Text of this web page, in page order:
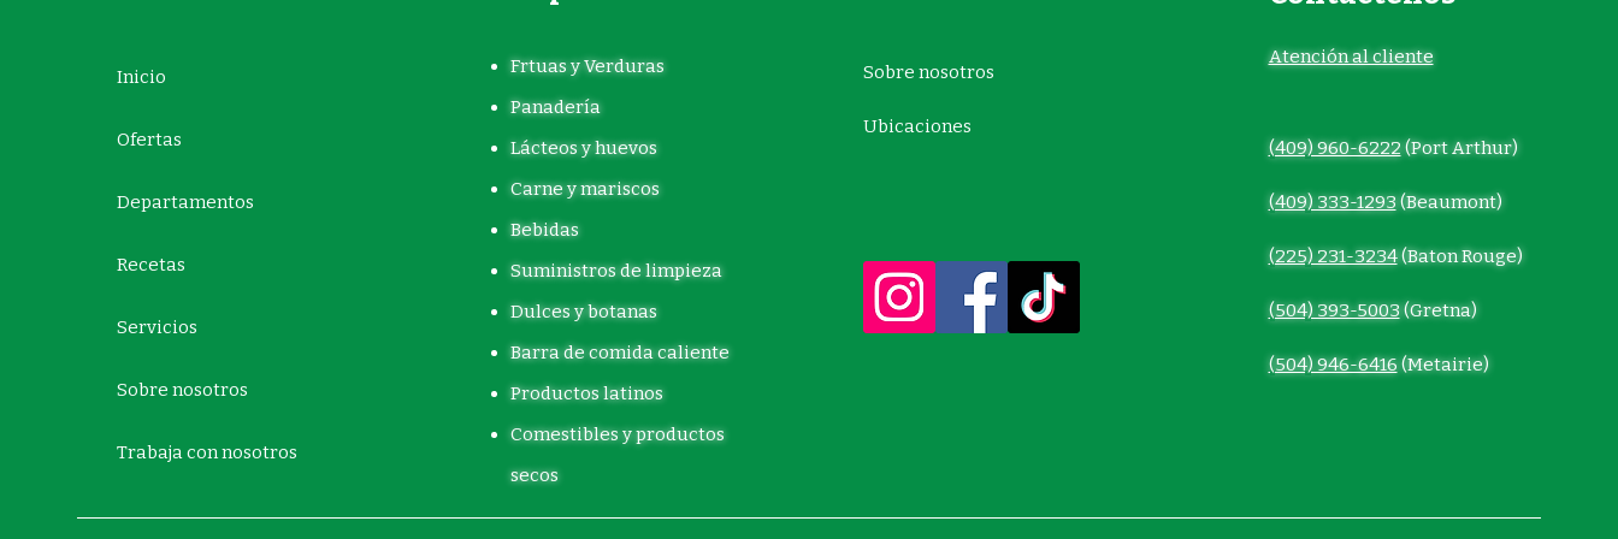
Inicio
Ofertas
Departamentos
Recetas
Servicios
Sobre nosotros
Trabaja con nosotros
Frtuas y Verduras
Panadería
Lácteos y huevos
Carne y mariscos
Bebidas
Suministros de limpieza
Dulces y botanas
Barra de comida caliente
Productos latinos
Comestibles y productos
secos
Sobre nosotros
Ubicaciones
Atención al cliente
(409) 960-6222(Port Arthur)
(409) 333-1293(Beaumont)
(225) 231-3234(Baton Rouge)
(504) 393-5003(Gretna)
(504) 946-6416(Metairie)